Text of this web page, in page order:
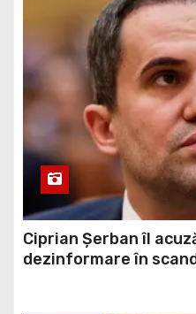
Ciprian Șerban îl
dezinformare în